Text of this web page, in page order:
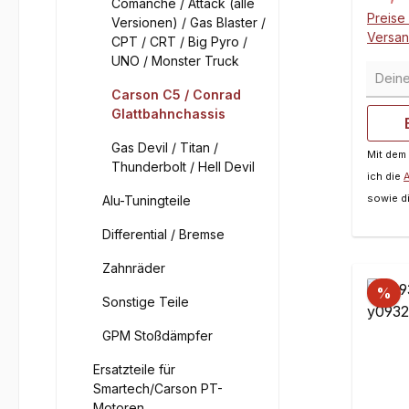
Comanche / Attack (alle
Versionen) / Gas Blaster /
CPT / CRT / Big Pyro /
UNO / Monster Truck
Carson C5 / Conrad
Glattbahnchassis
Gas Devil / Titan /
Thunderbolt / Hell Devil
Alu-Tuningteile
Differential / Bremse
Zahnräder
Sonstige Teile
GPM Stoßdämpfer
Ersatzteile für
Smartech/Carson PT-
im
und
mit
Preise
Deine
Mit
ich die
sowie
%